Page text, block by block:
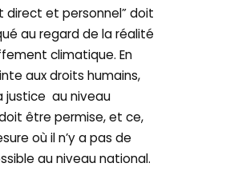
direct et personnel” doit
au regard de la réalité
climatique. En
aux droits humains,
justice au niveau
être permise, et ce,
où il n’y a pas de
au niveau national.